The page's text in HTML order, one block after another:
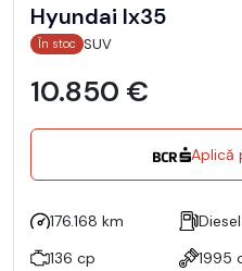
Hyundai Ix35
În stoc SUV
10.850 €
Aplică
176.168 km Diesel
136 cp
1995